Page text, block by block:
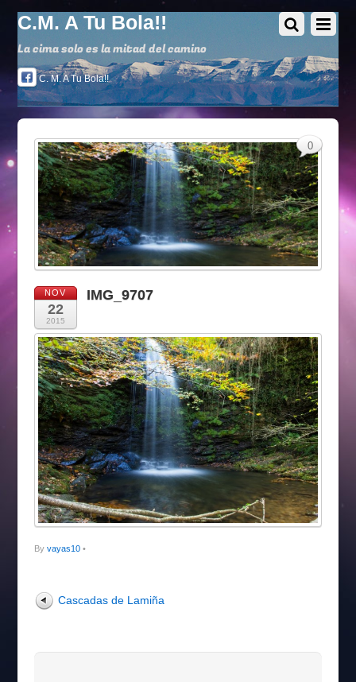
C.M. A Tu Bola!!
La cima solo es la mitad del camino
C. M. A Tu Bola!!
NOV
22
2015
IMG_9707
By vayas10•
0
Cascadas de Lamiña